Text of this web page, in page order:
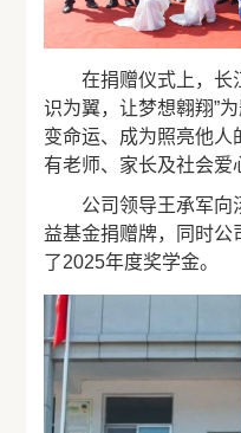
在捐赠仪式上，长江
识为翼，让梦想翱翔”
变命运、成为照亮他人
有老师、家长及社会爱
公司领导王承军向
益基金捐赠牌，同时公
了2025年度奖学金。